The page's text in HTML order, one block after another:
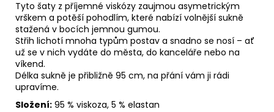
Tyto šaty z příjemné viskózy zaujmou asymetrickým
vrškem a potěší pohodlím, které nabízí volnější sukně
stažená v bocích jemnou gumou.
Střih lichotí mnoha typům postav a snadno se nosí – ať
už se v nich vydáte do města, do kanceláře nebo na
víkend.
Délka sukně je přibližně 95 cm, na přání vám ji rádi
upravíme.
Složení: 95 % viskoza, 5 % elastan
u
j
e
m
e
ZAVAZOVACÍ
BALÓNOVÉ